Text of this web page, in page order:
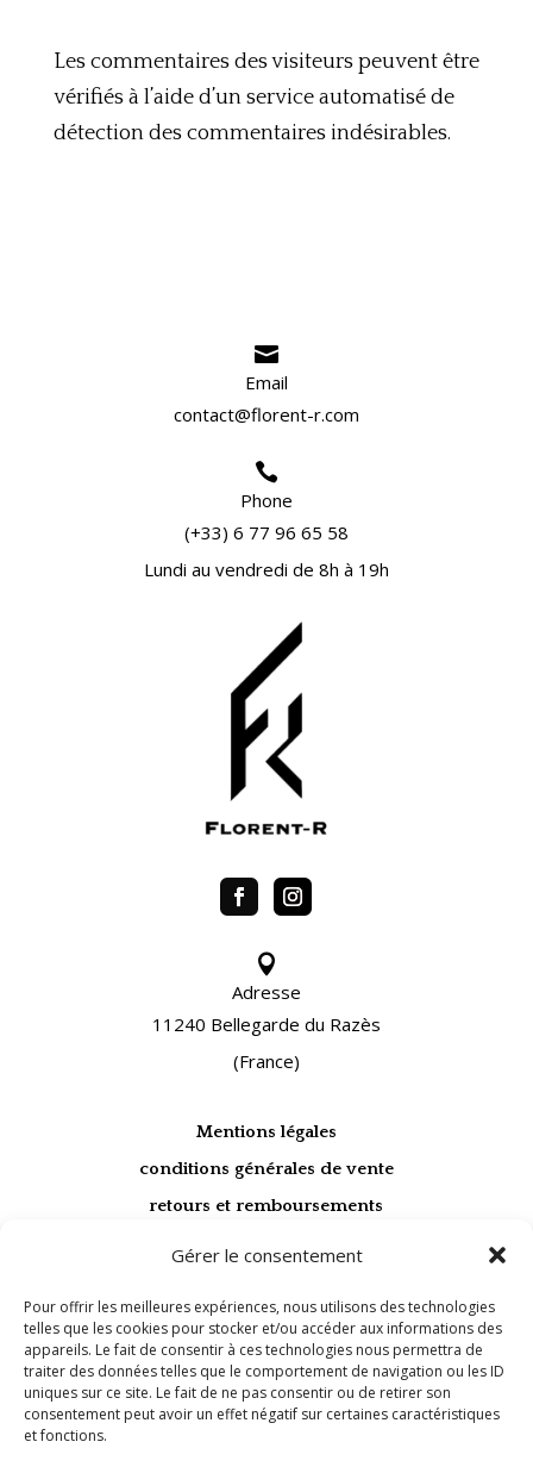
Gérer le consentement
Pour offrir les meilleures expériences, nous utilisons des technologies
telles que les cookies pour stocker et/ou accéder aux informations des
appareils. Le fait de consentir à ces technologies nous permettra de
traiter des données telles que le comportement de navigation ou les ID
uniques sur ce site. Le fait de ne pas consentir ou de retirer son
consentement peut avoir un effet négatif sur certaines caractéristiques
et fonctions.
Les commentaires des visiteurs peuvent être
vérifiés à l’aide d’un service automatisé de
détection des commentaires indésirables.

Email
contact@florent-r.com

Phone
(+33) 6 77 96 65 58
Lundi au vendredi de 8h à 19h

Adresse
11240 Bellegarde du Razès
(France)
Mentions légales
conditions générales de vente
retours et remboursements

Paiement sécurisé
CB / VISA / MASTERCARD
